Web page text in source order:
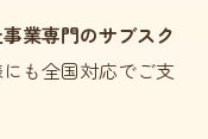
業専門のサブスク
も全国対応でご支